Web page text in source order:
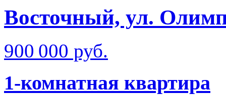
Восточный, ул.
900 000 руб.
1-комнатная квартира